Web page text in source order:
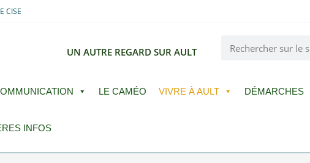
CISE
UN AUTRE REGARD SUR AULT
LE CAMÉO VIVRE À AULT DÉMARCHES
INFOS